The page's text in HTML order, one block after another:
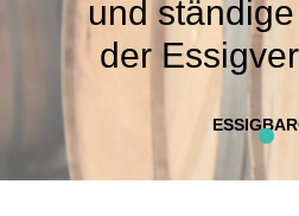
und
der